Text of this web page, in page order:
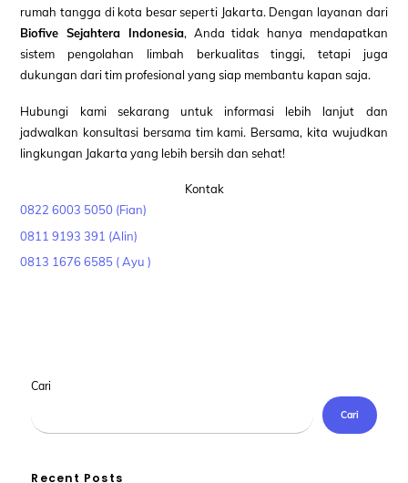
rumah tangga di kota besar seperti Jakarta. Dengan layanan dari
Biofive Sejahtera Indonesia, Anda tidak hanya mendapatkan
sistem pengolahan limbah berkualitas tinggi, tetapi juga
dukungan dari tim profesional yang siap membantu kapan saja.
Hubungi kami sekarang untuk informasi lebih lanjut dan
jadwalkan konsultasi bersama tim kami. Bersama, kita wujudkan
lingkungan Jakarta yang lebih bersih dan sehat!
Kontak
0822 6003 5050 (Fian)
0811 9193 391 (Alin)
0813 1676 6585 ( Ayu )
Cari
Cari
Recent Posts